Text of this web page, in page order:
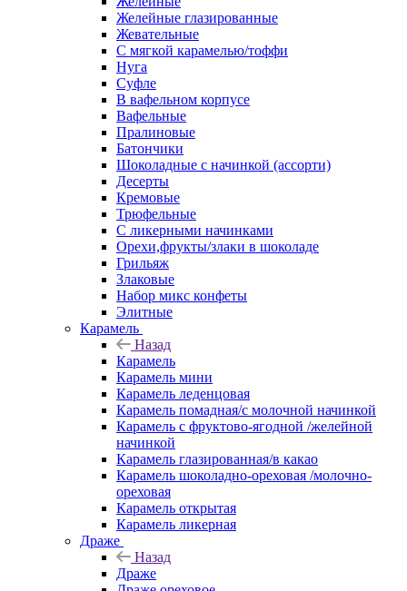
Желейные глазированные
Жевательные
С мягкой карамелью/тоффи
Нуга
Суфле
В вафельном корпусе
Вафельные
Пралиновые
Батончики
Шоколадные с начинкой (ассорти)
Десерты
Кремовые
Трюфельные
С ликерными начинками
Орехи,фрукты/злаки в шоколаде
Грильяж
Злаковые
Набор микс конфеты
Элитные
Карамель
Назад
Карамель
Карамель мини
Карамель леденцовая
Карамель помадная/с молочной начинкой
Карамель с фруктово-ягодной /желейной
начинкой
Карамель глазированная/в какао
Карамель шоколадно-ореховая /молочно-
ореховая
Карамель открытая
Карамель ликерная
Драже
Назад
Драже